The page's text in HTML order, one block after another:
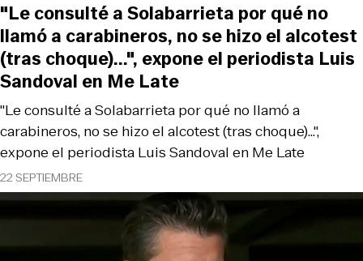
22 SEPTIEMBRE
"Le consulté a Solabarrieta por qué no llamó a
carabineros, no se hizo el alcotest (tras choque)...",
expone el periodista Luis Sandoval en Me Late
"Le consulté a Solabarrieta por qué no
llamó a carabineros, no se hizo el alcotest
(tras choque)...", expone el periodista Luis
Sandoval en Me Late